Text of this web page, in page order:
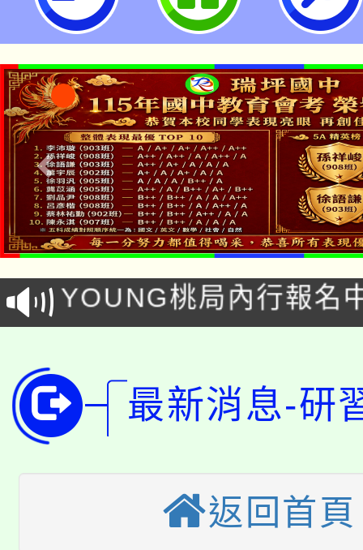
「本色祭」8/29、30在
場熱烈登場!
8/21下午1時於龍潭區
徵才活動。
YOUNG桃局內行報名
局官網。
8月14至27日，桃園電
開!
田徑場及游泳池舉行。
桃園市低收入戶享有免
半價優惠，詳情可洽有
份教師增能研習
大溪自造教育及科技
份教師研習
淨零綠生活教案入校路
最新消息-研
返回首頁